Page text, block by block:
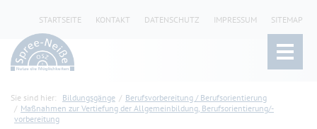
STARTSEITE KONTAKT DATENSCHUTZ IMPRESSUM SITEMAP
Sie sind hier: Bildungsgänge
Berufsvorbereitung / Berufsorientierung
Maßnahmen zur Vertiefung der Allgemeinbildung, Berufsorientierung/-
vorbereitung